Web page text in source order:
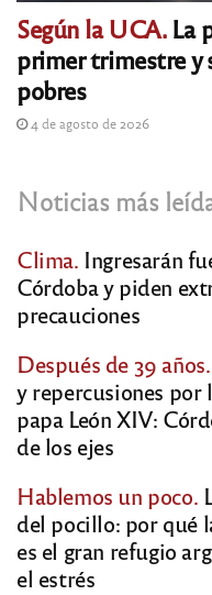
Según la UCA.La
primer trimestre y
pobres
4 de agosto de 2026
Noticias más
Clima. Ingresarán
Córdoba y piden
precauciones
Después de 39 años.
y repercusiones por
papa León XIV:
de los ejes
Hablemos un poco.
del pocillo: por qué
es el gran refugio
el estrés